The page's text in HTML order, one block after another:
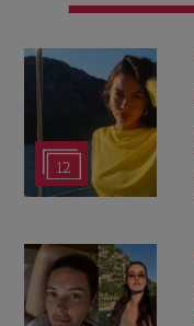
12